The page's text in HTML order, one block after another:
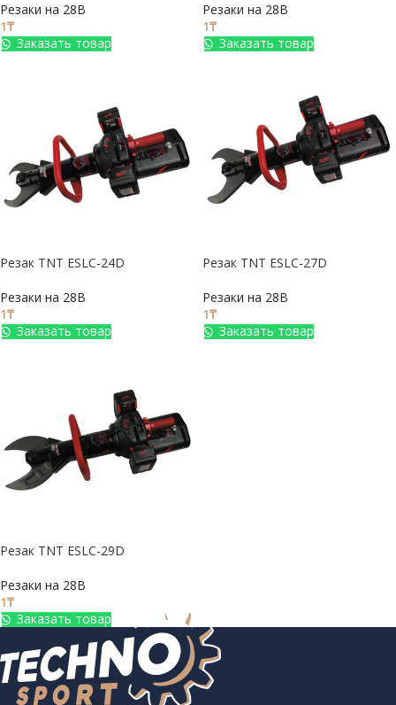
Резаки на 28В
1₸
Заказать товар
Резаки на 28В
1₸
Заказать товар
Резак TNT ESLC-24D
Резаки на 28В
1₸
Заказать товар
Резак TNT ESLC-27D
Резаки на 28В
1₸
Заказать товар
Резак TNT ESLC-29D
Резаки на 28В
1₸
Заказать товар